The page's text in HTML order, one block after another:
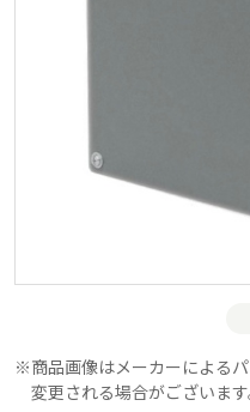
商品画像はメーカーによる
変更される場合がございます